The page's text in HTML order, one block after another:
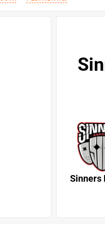
Sinners